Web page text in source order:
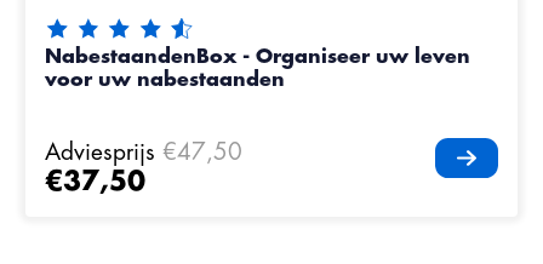
De beoordeling van dit product is van de 5
NabestaandenBox - Organiseer uw leven
voor uw nabestaanden
Adviesprijs €47,50
€37,50